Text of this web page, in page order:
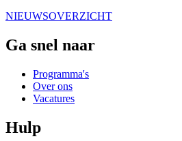
NIEUWSOVERZICHT
Ga snel naar
Programma's
Over ons
Vacatures
Hulp